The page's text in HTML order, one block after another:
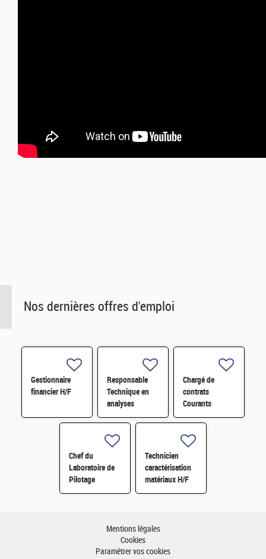
Nos dernières offres d'emploi
Gestionnaire
financier H/F
Responsable
Technique en
analyses
radiologiques
Chargé de
contrats
Courants
Faibles (CFA)
Chef du
Laboratoire de
Pilotage
Intelligent des
Technicien
caractérisation
matériaux H/F
Mentions légales
Cookies
Paramétrer vos cookies